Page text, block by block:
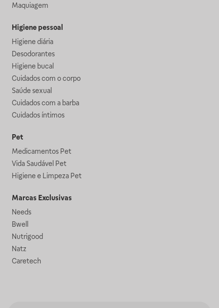
Maquiagem
Higiene pessoal
Higiene diária
Desodorantes
Higiene bucal
Cuidados com o corpo
Saúde sexual
Cuidados com a barba
Cuidados íntimos
Pet
Medicamentos Pet
Vida Saudável Pet
Higiene e Limpeza Pet
Marcas Exclusivas
Needs
Bwell
Nutrigood
Natz
Caretech